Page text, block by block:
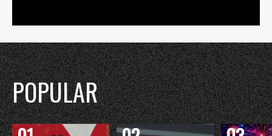
POPULAR